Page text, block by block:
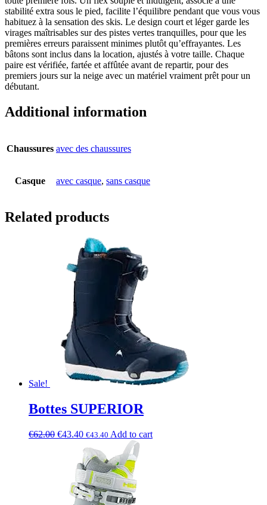
stabilité extra sous le pied, facilite l’équilibre pendant que vous vous
habituez à la sensation des skis. Le design court et léger garde les
virages maîtrisables sur des pistes vertes tranquilles, pour que les
premières erreurs paraissent minimes plutôt qu’effrayantes. Les
bâtons sont inclus dans la location, ajustés à votre taille. Chaque
paire est vérifiée, fartée et affûtée avant de repartir, pour des
premiers jours sur la neige avec un matériel vraiment prêt pour un
débutant.
Additional information
Chaussures avec des chaussures
Casque avec casque, sans casque
Related products
Sale!
Bottes SUPERIOR
€62.00 €43.40 €43.40 Add to cart